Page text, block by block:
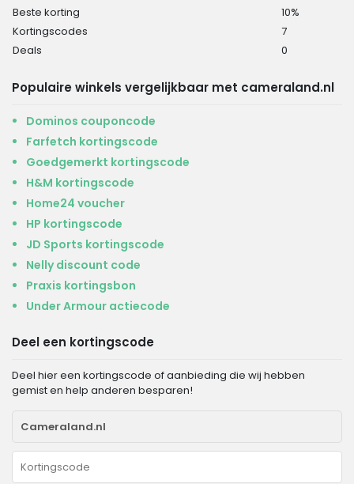
Beste korting
10%
Kortingscodes
7
Deals
0
Populaire winkels vergelijkbaar met cameraland.nl
Dominos couponcode
Farfetch kortingscode
Goedgemerkt kortingscode
H&M kortingscode
Home24 voucher
HP kortingscode
JD Sports kortingscode
Nelly discount code
Praxis kortingsbon
Under Armour actiecode
Deel een kortingscode
Deel hier een kortingscode of aanbieding die wij hebben
gemist en help anderen besparen!